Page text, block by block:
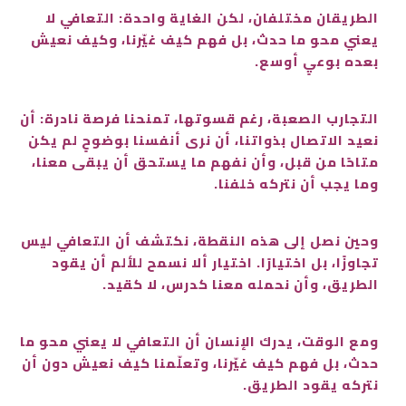
الطريقان مختلفان، لكن الغاية واحدة: التعافي لا
يعني محو ما حدث، بل فهم كيف غيّرنا، وكيف نعيش
بعده بوعيٍ أوسع.
التجارب الصعبة، رغم قسوتها، تمنحنا فرصة نادرة: أن
نعيد الاتصال بذواتنا، أن نرى أنفسنا بوضوحٍ لم يكن
متاحًا من قبل، وأن نفهم ما يستحق أن يبقى معنا،
وما يجب أن نتركه خلفنا.
وحين نصل إلى هذه النقطة، نكتشف أن التعافي ليس
تجاوزًا، بل اختيارًا. اختيار ألا نسمح للألم أن يقود
الطريق، وأن نحمله معنا كدرس، لا كقيد.
ومع الوقت، يدرك الإنسان أن التعافي لا يعني محو ما
حدث، بل فهم كيف غيّرنا، وتعلّمنا كيف نعيش دون أن
نتركه يقود الطريق.